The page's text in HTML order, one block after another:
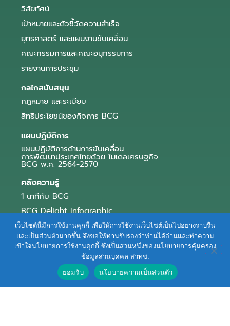
วิสัยทัศน์
เป้าหมายและตัวชี้วัดความสำเร็จ
ยุทธศาสตร์ และแผนงานขับเคลื่อน
คณะกรรมการและคณะอนุกรรมการ
รายงานการประชุม
กลไกสนับสนุน
กฎหมาย และระเบียบ
สิทธิประโยชน์ของกิจการ BCG
แผนปฏิบัติการ
แผนปฏิบัติการด้านการขับเคลื่อน
การพัฒนาประเทศไทยด้วย โมเดลเศรษฐกิจ
BCG พ.ศ. 2564-2570
คลังความรู้
1 นาทีกับ BCG
BCG Delight Infographic
สื่อประชาสัมพันธ์
e-Book Series
ตัวอย่างธุรกิจ BCG
ข่าวและบทความ
เว็บไซต์นี้มีการใช้งานคุกกี้ เพื่อให้การใช้งานเว็บไซต์เป็นไปอย่างราบรื่น
และเป็นส่วนตัวมากขึ้น จึงขอให้ท่านรับรองว่าท่านได้อ่านและทำความ
เข้าใจนโยบายการใช้งานคุกกี้ ซึ่งเป็นส่วนหนึ่งของนโยบายการคุ้มครอง
ข้อมูลส่วนบุคคล สวทช.
ยอมรับ
นโยบายความเป็นส่วนตัว